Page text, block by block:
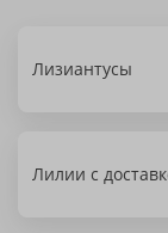
Лизиантусы
Лилии с